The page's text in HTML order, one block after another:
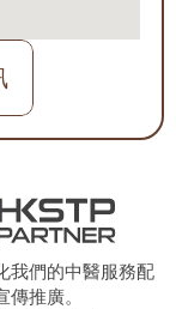
我們的中醫服務配
推廣。